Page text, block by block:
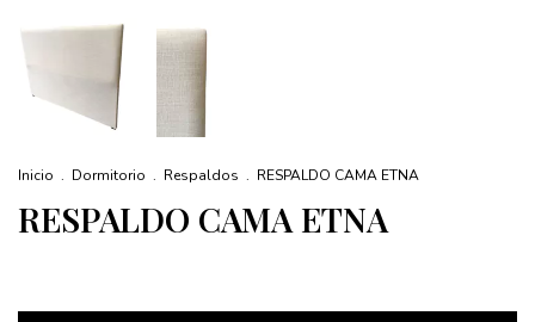
Inicio . Dormitorio . Respaldos . RESPALDO CAMA ETNA
RESPALDO CAMA ETNA